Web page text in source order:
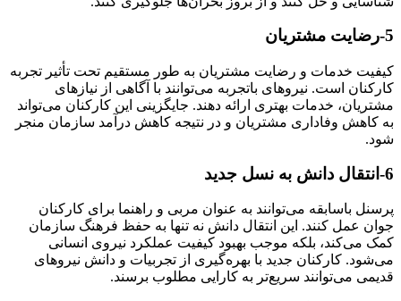
5-رضایت مشتریان
کیفیت خدمات و رضایت مشتریان به طور مستقیم تحت تأثیر تجربه
کارکنان است. نیروهای باتجربه می‌توانند با آگاهی از نیازهای
مشتریان، خدمات بهتری ارائه دهند. جایگزینی این کارکنان می‌تواند
به کاهش وفاداری مشتریان و در نتیجه کاهش درآمد سازمان منجر
شود.
6-انتقال دانش به نسل جدید
پرسنل باسابقه می‌توانند به عنوان مربی و راهنما برای کارکنان
جوان عمل کنند. این انتقال دانش نه تنها به حفظ فرهنگ سازمان
کمک می‌کند، بلکه موجب بهبود کیفیت عملکرد نیروی انسانی
می‌شود. کارکنان جدید با بهره‌گیری از تجربیات و دانش نیروهای
قدیمی می‌توانند سریع‌تر به کارایی مطلوب برسند.